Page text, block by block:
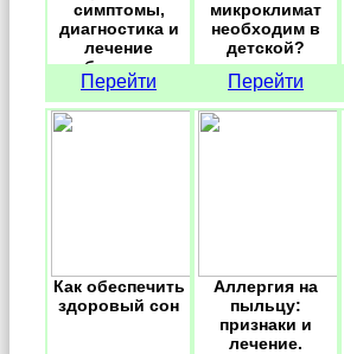
симптомы,
диагностика и
лечение
болезни
Педжета
Перейти
микроклимат
необходим в
детской?
Перейти
Как обеспечить
здоровый сон
Аллергия на
пыльцу:
признаки и
лечение.